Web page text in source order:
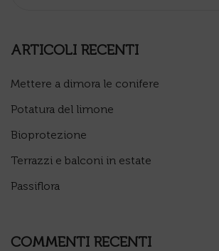
ARTICOLI RECENTI
Mettere a dimora le conifere
Potatura del limone
Bioprotezione
Terrazzi e balconi in estate
Passiflora
COMMENTI RECENTI